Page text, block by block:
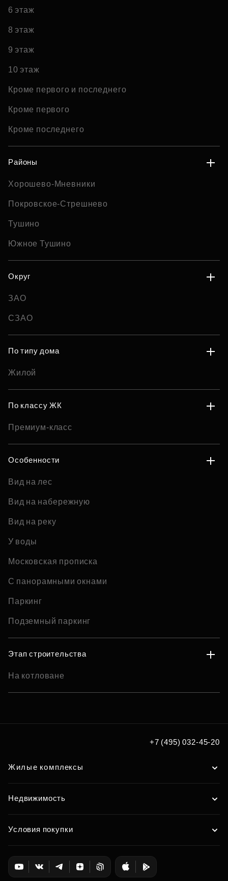
6 этаж
8 этаж
9 этаж
10 этаж
Кроме первого и последнего
Кроме первого
Кроме последнего
Районы
Хорошево-Мневники
Покровское-Стрешнево
Тушино
Южное Тушино
Округ
ЗАО
СЗАО
По типу дома
Жилой
По классу ЖК
Премиум-класс
Особенности
Вид на лес
Вид на набережную
Вид на реку
У воды
Московская прописка
С панорамными окнами
Паркинг
Подземный паркинг
Этап строительства
На котловане
+7 (495) 032-45-20
Жилые комплексы
Недвижимость
Условия покупки